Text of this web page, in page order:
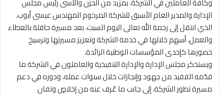
الإدارة والمدير العام الأسبق للشركة المرحوم المهندس عيسى أيوب،
الذي انتقل إلى رحمة الله تعالى اليوم السبت، بعد مسيرة حافلة بالعطاء
والعمل، أسهم خلالها في خدمة الشركة وتعزيز مسيرتها وترسيخ
حضورها كإحدى المؤسسات الوطنية الرائدة.
ويستذكر مجلس الإدارة والإدارة التنفيذية والعاملون في الشركة ما
قدّمه الفقيد من جهود وإنجازات خلال سنوات عمله، ودوره في دعم
مسيرة تطور الشركة، إلى جانب ما عُرف عنه من إخلاصٍ وتفانٍ